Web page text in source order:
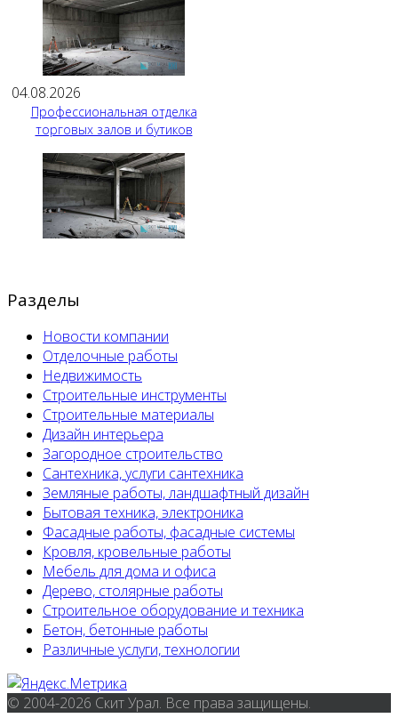
04.08.2026
Профессиональная отделка
торговых залов и бутиков
Разделы
Новости компании
Отделочные работы
Недвижимость
Строительные инструменты
Строительные материалы
Дизайн интерьера
Загородное строительство
Сантехника, услуги сантехника
Земляные работы, ландшафтный дизайн
Бытовая техника, электроника
Фасадные работы, фасадные системы
Кровля, кровельные работы
Мебель для дома и офиса
Дерево, столярные работы
Строительное оборудование и техника
Бетон, бетонные работы
Различные услуги, технологии
© 2004-2026 Скит Урал. Все права защищены.